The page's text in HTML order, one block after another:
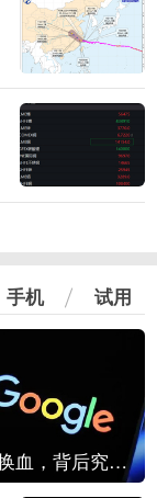
手机 试用
谷歌AI大换血，背后究竟发生了什么？